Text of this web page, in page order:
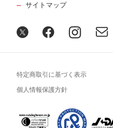
サイトマップ
特定商取引に基づく表示
個人情報保護方針